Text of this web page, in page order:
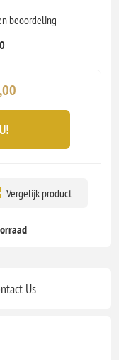
beoordeling
Vergelijk product
Us